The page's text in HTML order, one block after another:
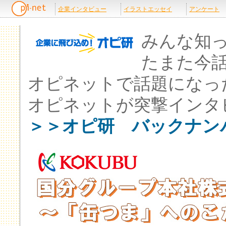
みんな知
たまた今
オピネットで話題にな
オピネットが突撃インタ
＞＞オピ研 バックナン